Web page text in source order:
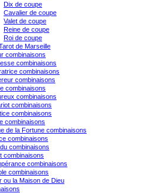
Dix de coupe
Cavalier de coupe
Valet de coupe
Reine de coupe
Roi de coupe
de Marseille
combinaisons
combinaisons
combinaisons
combinaisons
combinaisons
combinaisons
combinaisons
combinaisons
combinaisons
de la Fortune combinaisons
combinaisons
combinaisons
combinaisons
combinaisons
combinaisons
ou la Maison de Dieu